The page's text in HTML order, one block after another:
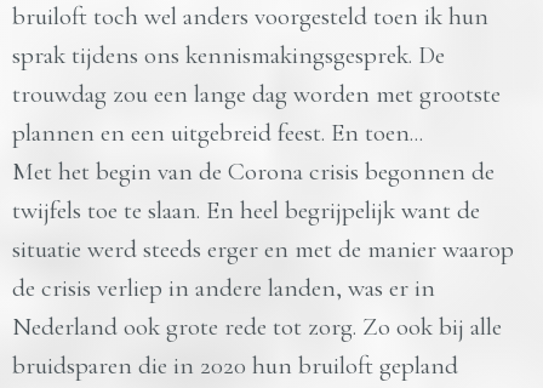
bruiloft toch wel anders voorgesteld toen ik hun
sprak tijdens ons kennismakingsgesprek. De
trouwdag zou een lange dag worden met grootste
plannen en een uitgebreid feest. En toen...
Met het begin van de Corona crisis begonnen de
twijfels toe te slaan. En heel begrijpelijk want de
situatie werd steeds erger en met de manier waarop
de crisis verliep in andere landen, was er in
Nederland ook grote rede tot zorg. Zo ook bij alle
bruidsparen die in 2020 hun bruiloft gepland